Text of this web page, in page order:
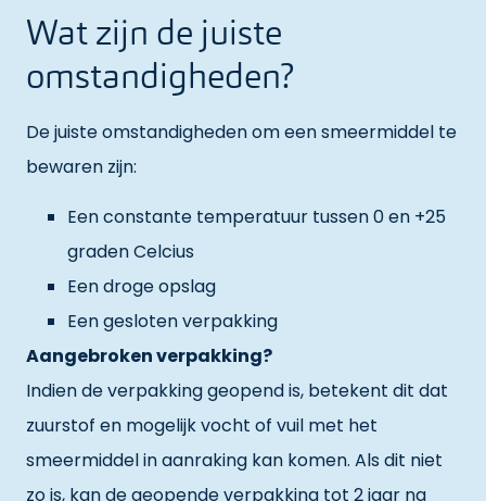
Wat zijn de juiste
omstandigheden?
De juiste omstandigheden om een smeermiddel te
bewaren zijn:
Een constante temperatuur tussen 0 en +25
graden Celcius
Een droge opslag
Een gesloten verpakking
Aangebroken verpakking?
Indien de verpakking geopend is, betekent dit dat
zuurstof en mogelijk vocht of vuil met het
smeermiddel in aanraking kan komen. Als dit niet
zo is, kan de geopende verpakking tot 2 jaar na